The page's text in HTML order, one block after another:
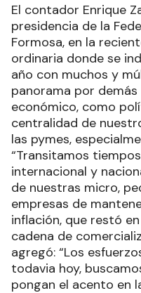
El contador Enrique
presidencia de la
Formosa, en la
ordinaria donde se
año con muchos y
panorama por
económico, como
centralidad de
las pymes,
“Transitamos
internacional y
de nuestras micro,
empresas de
inflación, que restó
cadena de
agregó: “Los
todavia hoy,
pongan el acento en